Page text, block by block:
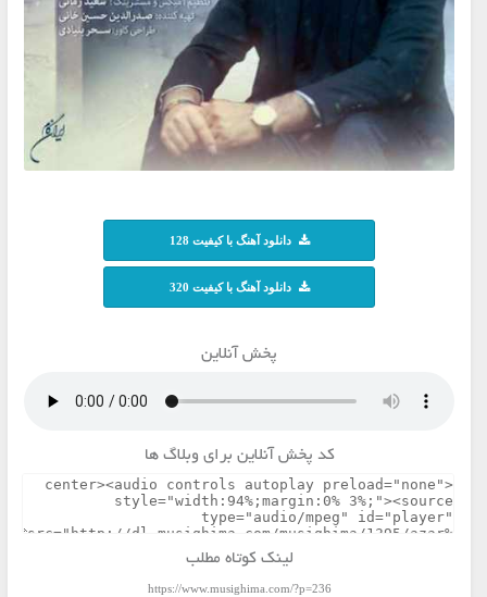
دانلود آهنگ با کیفیت 128
دانلود آهنگ با کیفیت 320
پخش آنلاین
کد پخش آنلاین برای وبلاگ ها
لینک کوتاه مطلب
https://www.musighima.com/?p=236